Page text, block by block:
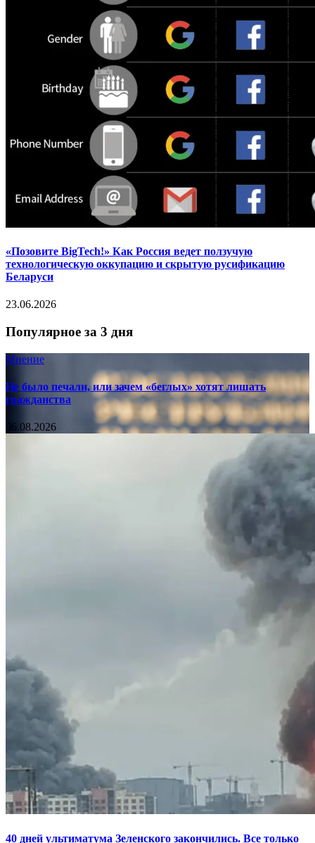
«Позовите BigTech!» Как Россия ведет ползучую
технологическую оккупацию и скрытую русификацию
Беларуси
23.06.2026
Популярное за 3 дня
Мнение
Не было печали, или зачем «беглых» хотят лишать
гражданства
06.08.2026
40 дней ультиматума Зеленского закончились. Все только